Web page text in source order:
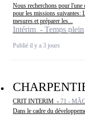
Nous recherchons pour l'une
pour les missions suivantes:
mesures et préparer les...
Intérim - Temps plein
Publié il y a 3 jours
CRIT INTERIM - 71 -
Dans le cadre du